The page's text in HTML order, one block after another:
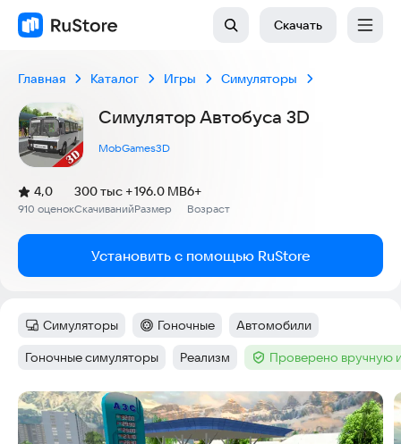
Скачать
Главная Каталог Игры Симуляторы
Симулятор Автобуса 3D
MobGames3D
Рейтинг:
4,0
(
910 оценок
)
Скачиваний
300 тыс +
Размер
196.0 MB
Возраст
6+
Установить с помощью RuStore
Категория:
Симуляторы Категория:
Гоночные Тег:
Автомобили
Тег:
Гоночные симуляторы Тег:
Реализм Тег :Проверено вручную
Скриншоты